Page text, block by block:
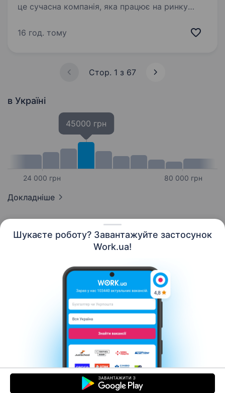
Шукаєте роботу? Завантажуйте застосунок
Work.ua!
це сучасна компанія, яка працює на ринку
діяльність включає в себе продаж імпортного
16 год. тому
Стор. 1 з 67
в Україні
24 000 грн
45000 грн
80 000 грн
Докладніше
Контакти Про нас
Кар’єра
Допомога Умови використання